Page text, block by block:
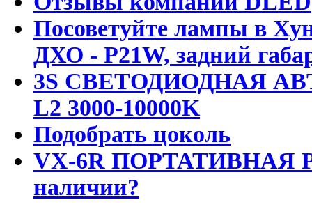
Посоветуйте лампы в
ДХО - P21W, задний
3S СВЕТОДИОДНАЯ
L2 3000-10000K
Подобрать цоколь
VX-6R ПОРТАТИВНАЯ
наличии?